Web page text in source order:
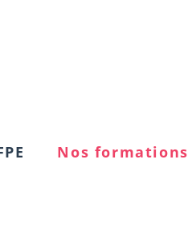
Nos formations